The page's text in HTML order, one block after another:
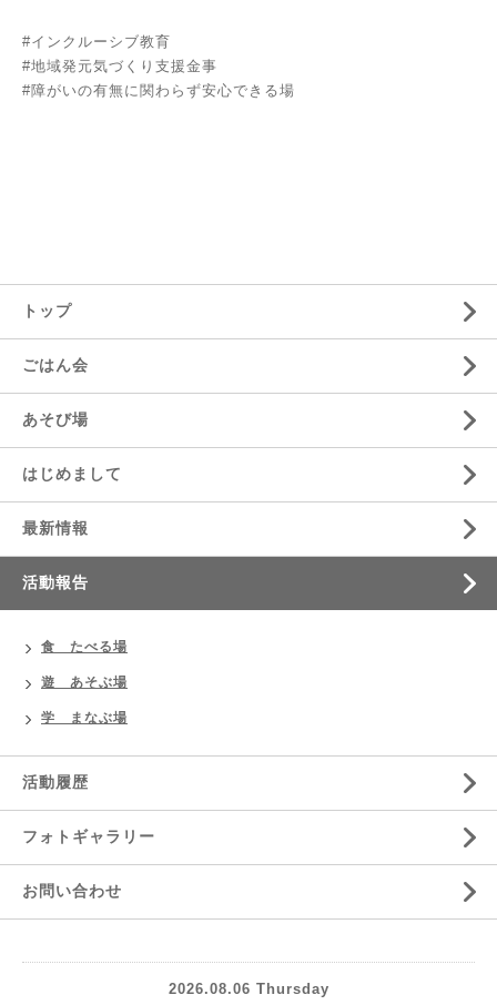
#インクルーシブ教育
#地域発元気づくり支援金事
#障がいの有無に関わらず安心できる場
トップ
ごはん会
あそび場
はじめまして
最新情報
活動報告
食 たべる場
遊 あそぶ場
学 まなぶ場
活動履歴
フォトギャラリー
お問い合わせ
2026.08.06 Thursday